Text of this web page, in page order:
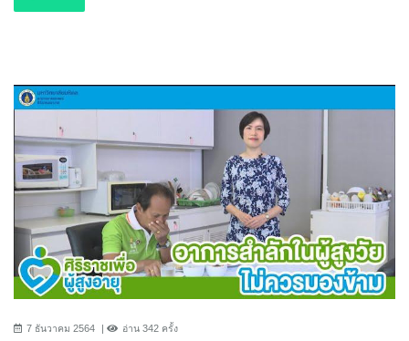
7 ธันวาคม 2564 อ่าน 342 ครั้ง